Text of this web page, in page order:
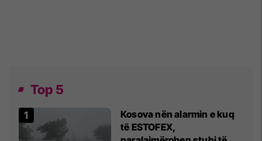
Top 5
Kosova nën alarmin e kuq
të ESTOFEX,